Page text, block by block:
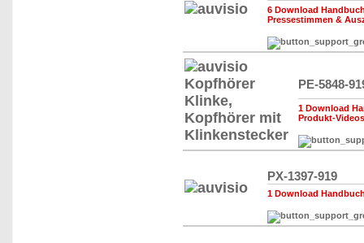
6 Download
Pressestimmen &
PE-5848-
1 Download
Produkt-Videos
PX-1397-919
1 Download